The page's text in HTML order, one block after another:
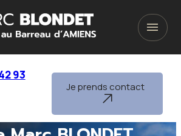
menu
93
Je prends contact